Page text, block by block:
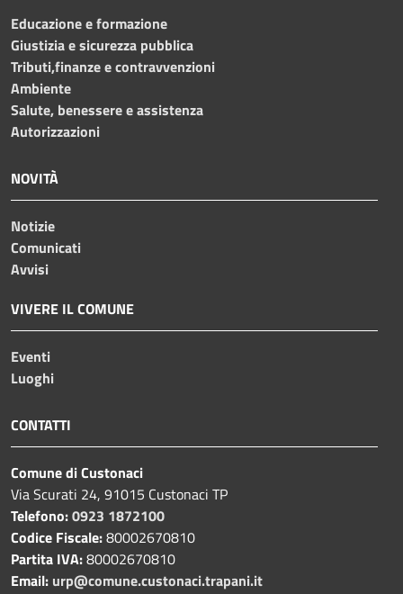
Educazione e formazione
Giustizia e sicurezza pubblica
Tributi,finanze e contravvenzioni
Ambiente
Salute, benessere e assistenza
Autorizzazioni
NOVITÀ
Notizie
Comunicati
Avvisi
VIVERE IL COMUNE
Eventi
Luoghi
CONTATTI
Comune di Custonaci
Via Scurati 24, 91015 Custonaci TP
Telefono:0923 1872100
Codice Fiscale:80002670810
Partita IVA:80002670810
Email: urp@comune.custonaci.trapani.it